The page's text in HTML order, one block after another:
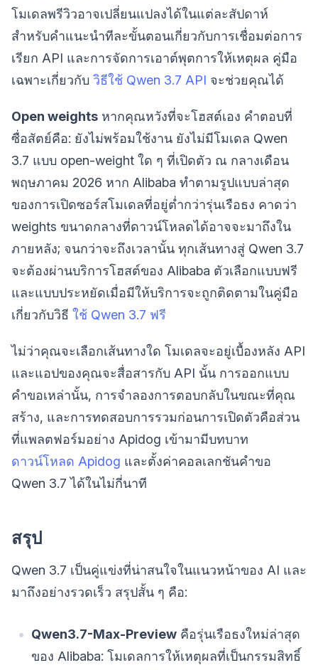
โมเดลพรีวิวอาจเปลี่ยนแปลงได้ในแต่ละสัปดาห์
สำหรับคำแนะนำทีละขั้นตอนเกี่ยวกับการเชื่อมต่อการ
เรียก API และการจัดการเอาต์พุตการให้เหตุผล คู่มือ
เฉพาะเกี่ยวกับ วิธีใช้ Qwen 3.7 API จะช่วยคุณได้
Open weights หากคุณหวังที่จะโฮสต์เอง คำตอบที่
ซื่อสัตย์คือ: ยังไม่พร้อมใช้งาน ยังไม่มีโมเดล Qwen
3.7 แบบ open-weight ใด ๆ ที่เปิดตัว ณ กลางเดือน
พฤษภาคม 2026 หาก Alibaba ทำตามรูปแบบล่าสุด
ของการเปิดซอร์สโมเดลที่อยู่ต่ำกว่ารุ่นเรือธง คาดว่า
weights ขนาดกลางที่ดาวน์โหลดได้อาจจะมาถึงใน
ภายหลัง; จนกว่าจะถึงเวลานั้น ทุกเส้นทางสู่ Qwen 3.7
จะต้องผ่านบริการโฮสต์ของ Alibaba ตัวเลือกแบบฟรี
และแบบประหยัดเมื่อมีให้บริการจะถูกติดตามในคู่มือ
เกี่ยวกับวิธี ใช้ Qwen 3.7 ฟรี
ไม่ว่าคุณจะเลือกเส้นทางใด โมเดลจะอยู่เบื้องหลัง API
และแอปของคุณจะสื่อสารกับ API นั้น การออกแบบ
คำขอเหล่านั้น, การจำลองการตอบกลับในขณะที่คุณ
สร้าง, และการทดสอบการรวมก่อนการเปิดตัวคือส่วน
ที่แพลตฟอร์มอย่าง Apidog เข้ามามีบทบาท
ดาวน์โหลด Apidog และตั้งค่าคอลเลกชันคำขอ
Qwen 3.7 ได้ในไม่กี่นาที
สรุป
Qwen 3.7 เป็นคู่แข่งที่น่าสนใจในแนวหน้าของ AI และ
มาถึงอย่างรวดเร็ว สรุปสั้น ๆ คือ:
Qwen3.7-Max-Preview คือรุ่นเรือธงใหม่ล่าสุด
ของ Alibaba: โมเดลการให้เหตุผลที่เป็นกรรมสิทธิ์